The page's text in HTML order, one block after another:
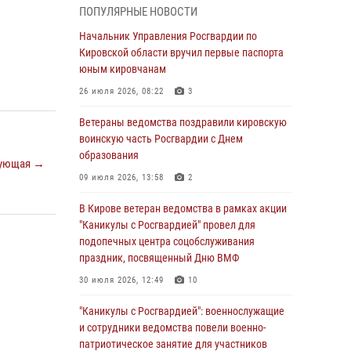
→
В Кирове росгвардейцы задержали
подозреваемую в сбыте поддельной купюры
04 августа 2026, 09:30
В Кирове росгвардейцы задержали
подозреваемого в грабеже
03 августа 2026, 09:01
ведомства приняли участие в митинге в
честь Дня воздушно-десантных войск
03 августа 2026, 08:45 8
В Кирове росгвардейцы задержали
02 августа 2026, 07:00
1 августа – День дежурной службы войск
ПОПУЛЯРНЫЕ НОВОСТИ
Начальник Управления Росгвардии по
Кировской области вручил первые паспорта
юным кировчанам
26 июля 2026, 08:22 3
Ветераны ведомства поздравили кировскую
воинскую часть Росгвардии с Днем
образования
09 июля 2026, 13:58 2
В Кирове ветеран ведомства в рамках акции
"Каникулы с Росгвардией" провел для
подопечных центра соцобслуживания
праздник, посвященный Дню ВМФ
30 июля 2026, 12:49 10
"Каникулы с Росгвардией": военнослужащие
и сотрудники ведомства повели военно-
патриотическое занятие для участников